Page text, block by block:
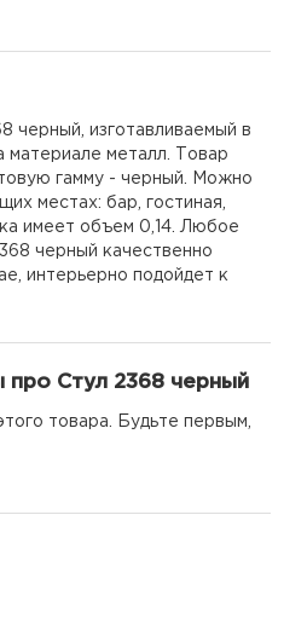
черный, изготавливаемый в
материале металл. Товар
гамму - черный. Можно
местах: бар, гостиная,
имеет объем 0,14. Любое
черный качественно
интерьерно подойдет к
про Стул 2368 черный
товара. Будьте первым,